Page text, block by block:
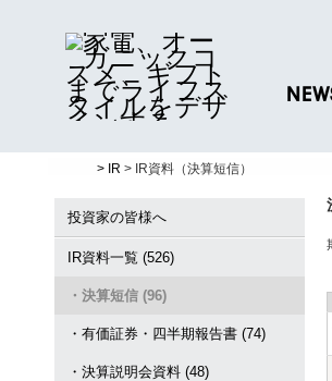
プレスリリ
> IR > IR資料（決算短信）
投資家の皆様へ
IR資料一覧 (526)
・決算短信 (96)
・有価証券・四半期報告書 (74)
・決算説明会資料 (48)